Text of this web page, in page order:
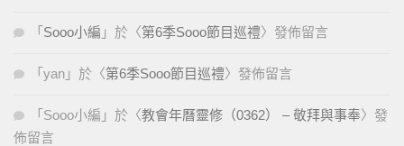
「 Sooo小編 」於〈第6季Sooo節目巡禮〉發佈留言
「 yan 」於〈第6季Sooo節目巡禮〉發佈留言
「 Sooo小編 」於〈教會年曆靈修（0362） – 敬拜與事奉〉發
佈留言